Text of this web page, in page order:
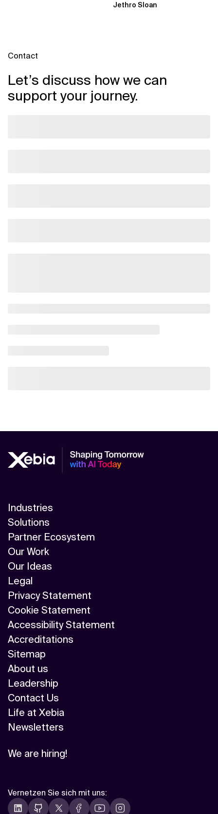
vorbereitet hat „Wir...
Jethro Sloan
Contact
Let’s discuss how we can
support your journey.
Industries
Solutions
Partner Ecosystem
Our Work
Our Ideas
Legal
Privacy Statement
Cookie Statement
Accessibility Statement
Accreditations
Sitemap
About us
Leadership
Contact Us
Life at Xebia
Newsletters
We are hiring!
Vernetzen Sie sich mit uns: